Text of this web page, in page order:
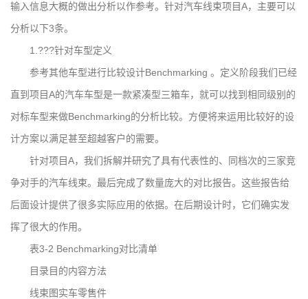
输入信息大概的做出分析以作参考。针对汽车线束项目A，主要可以
分析以下3条。
1.???针对车型定义
参考其他车型进行比较设计Benchmarking 。定义阶段我们已经
直到项目A的汽车车型是一款紧凑型三箱车，就可以找到相同级别的
对标车型来做Benchmarking的分析比较。方便将来运用比较好的设
计方案以满足甚至超越客户的需要。
针对项目A，我们拆解并研究了具有代表性的、同档次的三家竞
争对手的汽车线束。最后完成了数量庞大的对比报告。这些报告给
后面设计提供了很多实际应用的依据。在后期设计时，它们确实发
挥了很大的作用。
表3-2 Benchmarking对比清单
目录目的内容方法
线束图实车零售件